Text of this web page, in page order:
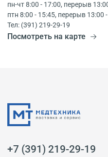
пн-чт 8:00 - 17:00, перерыв
птн 8:00 - 15:45, перерыв 13:00
Тел: (391) 219-29-19
Посмотреть на карте
+7 (391) 219-29-19